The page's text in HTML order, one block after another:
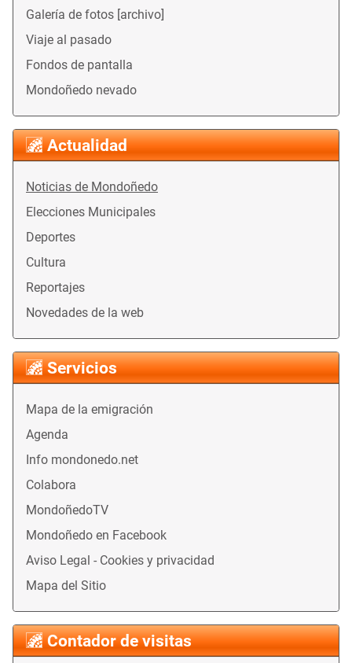
Galería de fotos [archivo]
Viaje al pasado
Fondos de pantalla
Mondoñedo nevado
Actualidad
Noticias de Mondoñedo
Elecciones Municipales
Deportes
Cultura
Reportajes
Novedades de la web
Servicios
Mapa de la emigración
Agenda
Info mondonedo.net
Colabora
MondoñedoTV
Mondoñedo en Facebook
Aviso Legal - Cookies y privacidad
Mapa del Sitio
Contador de visitas